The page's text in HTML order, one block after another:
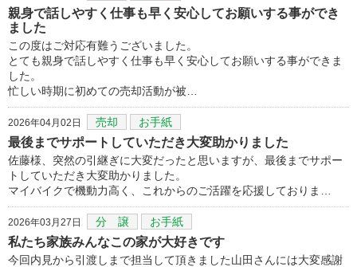
親身で話しやすく仕事も早く安心してお願いする事ができ
ました
この度はご対応有難うございました。
とても親身で話しやすく仕事も早く安心してお願いする事ができま
した。
忙しい時期に初めての売却活動が被…
2026年04月02日 売却 お手紙
最後までサポートしていただき大変助かりました
佐藤様、突然の引継ぎに大変だったと思いますが、最後までサポー
トしていただき大変助かりました。
マイバイクで機動力高く、これからのご活躍を応援しておりま…
2026年03月27日 分 譲 お手紙
私たち家族みんなこの家が大好きです
今回内見から引渡しまで担当して頂きました山田さんには大変感謝